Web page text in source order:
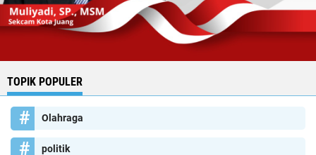
TOPIK POPULER
Olahraga
politik